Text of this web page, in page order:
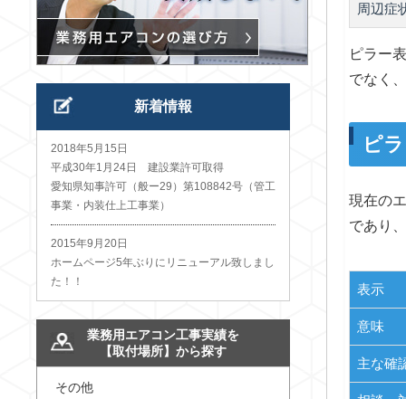
周辺症
ピラー
でなく
ピ
現在の
であり
表示
意味
主な確
新着情報
2018年5月15日
平成30年1月24日 建設業許可取得
愛知県知事許可（般ー29）第108842号（管工
事業・内装仕上工事業）
2015年9月20日
ホームページ5年ぶりにリニューアル致しまし
た！！
業務用エアコン工事実績を
【取付場所】から探す
その他